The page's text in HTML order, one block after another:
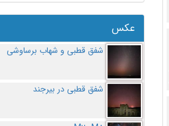
عکس
شفق قطبی و شهاب برساوشی
شفق قطبی در بیرجند